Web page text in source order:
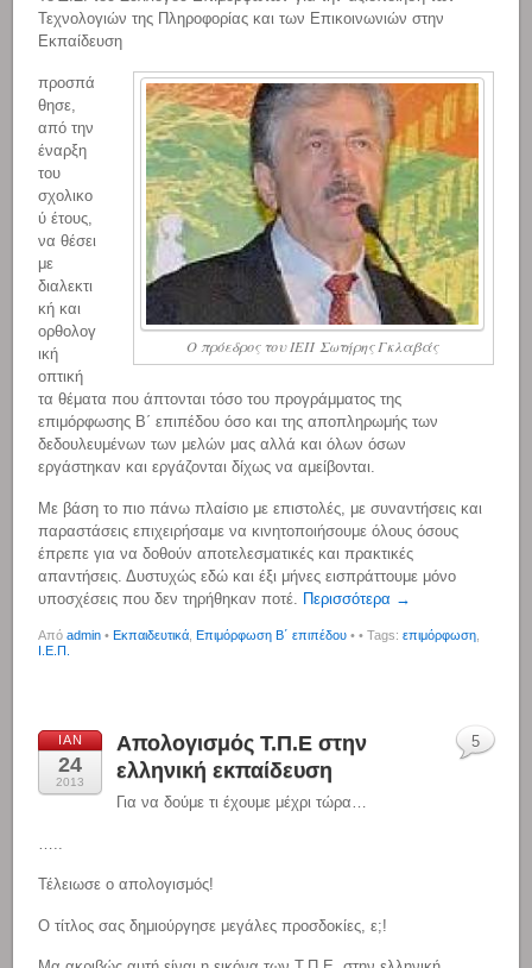
Τεχνολογιών της Πληροφορίας και των Επικοινωνιών στην
Εκπαίδευση
Ο πρόεδρος του ΙΕΠ Σωτήρης Γκλαβάς
προσπά
θησε,
από την
έναρξη
του
σχολικο
ύ έτους,
να θέσει
με
διαλεκτι
κή και
ορθολογ
ική
οπτική
τα θέματα που άπτονται τόσο του προγράμματος της
επιμόρφωσης Β΄ επιπέδου όσο και της αποπληρωμής των
δεδουλευμένων των μελών μας αλλά και όλων όσων
εργάστηκαν και εργάζονται δίχως να αμείβονται.
Με βάση το πιο πάνω πλαίσιο με επιστολές, με συναντήσεις και
παραστάσεις επιχειρήσαμε να κινητοποιήσουμε όλους όσους
έπρεπε για να δοθούν αποτελεσματικές και πρακτικές
απαντήσεις. Δυστυχώς εδώ και έξι μήνες εισπράττουμε μόνο
υποσχέσεις που δεν τηρήθηκαν ποτέ. Περισσότερα →
Απόadmin • Εκπαιδευτικά ,Επιμόρφωση Β΄ επιπέδου • • Tags:επιμόρφωση
Ι.Ε.Π.
ΙΑΝ
24
2013
Απολογισμός Τ.Π.Ε στην
ελληνική εκπαίδευση
Για να δούμε τι έχουμε μέχρι τώρα…
Τέλειωσε ο απολογισμός!
Ο τίτλος σας δημιούργησε μεγάλες προσδοκίες, ε;!
5